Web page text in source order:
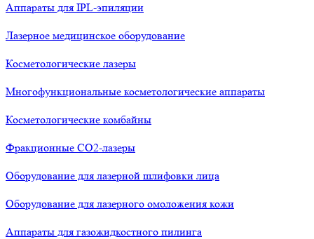
Аппараты для IPL-эпиляции
Лазерное медицинское оборудование
Косметологические лазеры
Многофункциональные косметологические аппараты
Косметологические комбайны
Фракционные СО2-лазеры
Оборудование для лазерной шлифовки лица
Оборудование для лазерного омоложения кожи
Аппараты для газожидкостного пилинга